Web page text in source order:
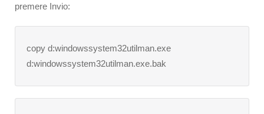
premere Invio:
copy d:windowssystem32utilman.exe
d:windowssystem32utilman.exe.bak